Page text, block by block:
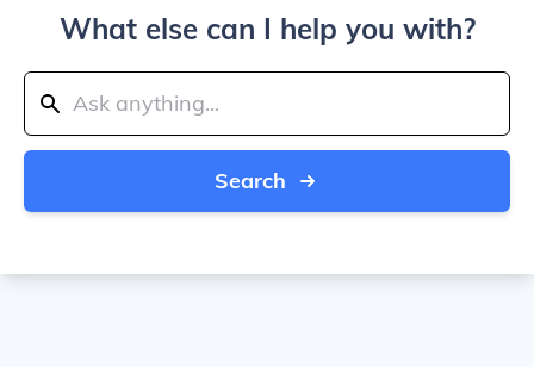
What else can I help you with?
Search